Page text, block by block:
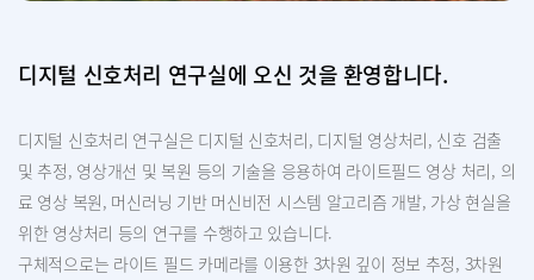
디지털 신호처리 연구실에 오신 것을 환영합니다.
디지털 신호처리 연구실은 디지털 신호처리, 디지털 영상처리, 신호 검출
및 추정, 영상개선 및 복원 등의 기술을 응용하여 라이트필드 영상 처리, 의
료 영상 복원, 머신러닝 기반 머신비전 시스템 알고리즘 개발, 가상 현실을
위한 영상처리 등의 연구를 수행하고 있습니다.
구체적으로는 라이트 필드 카메라를 이용한 3차원 깊이 정보 추정, 3차원